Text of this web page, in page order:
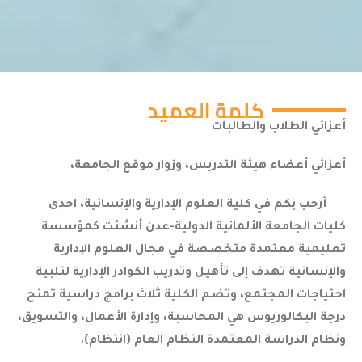
كلمة العميدأعزائي الطلاب والطالبات
أعزائي أعضاء هيئة التدريس، وزوار موقع الجامعة،
أرحب بكم في كلية العلوم الإدارية والإنسانية، احدى
كليات الجامعة الألمانية الدولية-عدن أنشئت كمؤسسة
تعليمية معتمدة متخصصة في مجال العلوم الإدارية
والإنسانية تهدف إلى تأهيل وتدريب الكوادر الإدارية لتلبية
احتياجات المجتمع، وتضم الكلية ثلاث برامج دراسية تمنح
درجة البكالوريوس هي المحاسبة، وإدارة الأعمال، والتسويق،
ونظام الدراسة المعتمدة النظام العام (انتظام).